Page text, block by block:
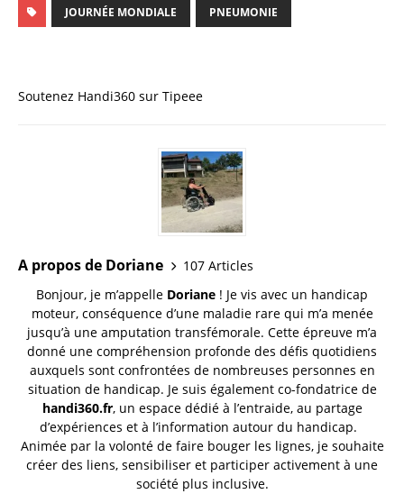
JOURNÉE MONDIALE PNEUMONIE
Soutenez Handi360 sur Tipeee
A propos de Doriane
107 Articles
Bonjour, je m’appelle Doriane ! Je vis avec un handicap
moteur, conséquence d’une maladie rare qui m’a menée
jusqu’à une amputation transfémorale. Cette épreuve m’a
donné une compréhension profonde des défis quotidiens
auxquels sont confrontées de nombreuses personnes en
situation de handicap. Je suis également co-fondatrice de
handi360.fr, un espace dédié à l’entraide, au partage
d’expériences et à l’information autour du handicap.
Animée par la volonté de faire bouger les lignes, je souhaite
créer des liens, sensibiliser et participer activement à une
société plus inclusive.